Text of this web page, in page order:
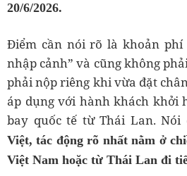
20/6/2026.
Điểm cần nói rõ là khoản phí
nhập cảnh” và cũng không
phải nộp riêng khi vừa đặt
áp dụng với hành khách khởi
bay quốc tế từ Thái Lan. Nói
Việt, tác động rõ nhất nằm ở
Việt Nam hoặc từ Thái Lan đi